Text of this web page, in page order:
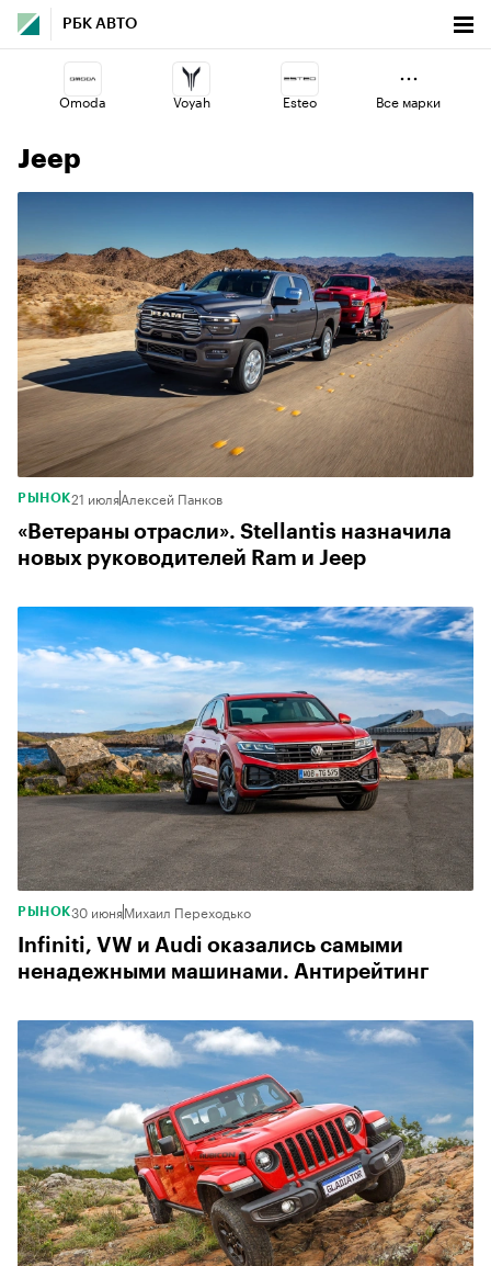
РБК АВТО
Omoda Voyah Esteo
Haval
Lada Jaecoo Geely
Все марки
Jeep
РЫНОК21 июляАлексей Панков
«Ветераны отрасли». Stellantis назначила
новых руководителей Ram и Jeep
РЫНОК30 июняМихаил Переходько
Infiniti, VW и Audi оказались самыми
ненадежными машинами. Антирейтинг